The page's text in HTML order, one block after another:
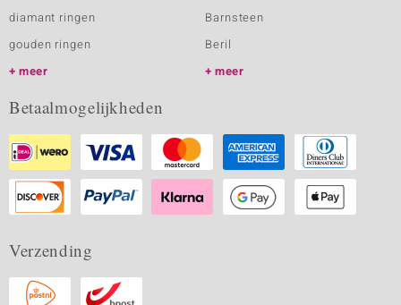
diamant ringen
gouden ringen
meer
Barnsteen
Beril
meer
Betaalmogelijkheden
Verzending